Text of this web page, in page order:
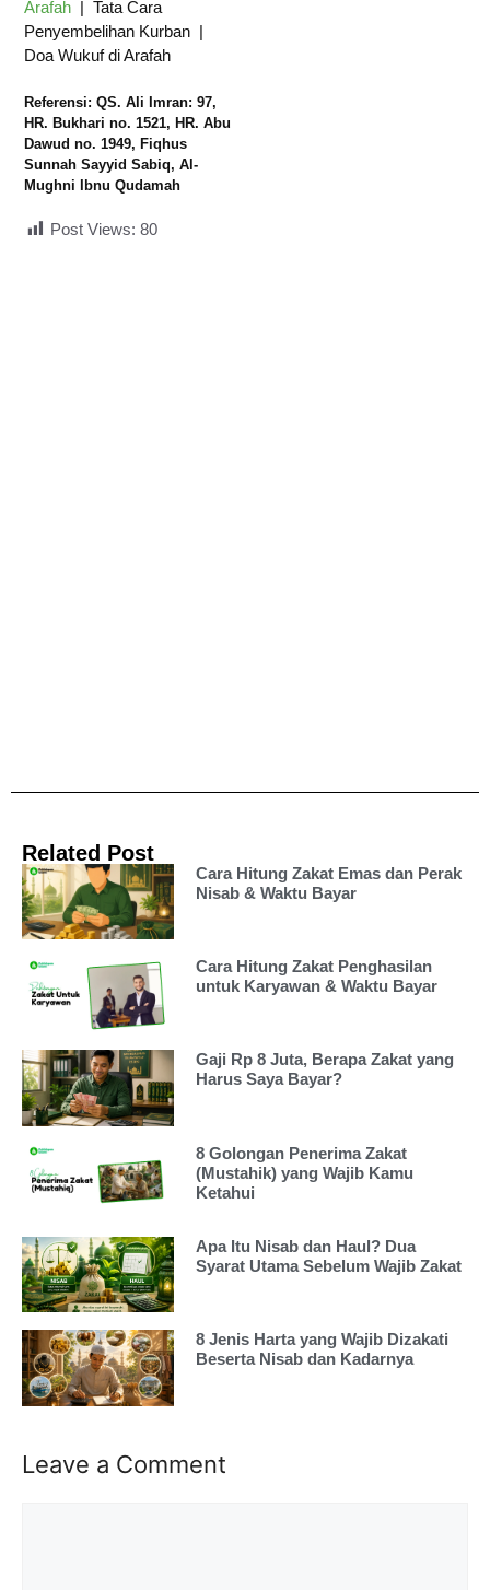
Arafah | Tata Cara
Penyembelihan Kurban |
Doa Wukuf di Arafah
Referensi: QS. Ali Imran: 97,
HR. Bukhari no. 1521, HR. Abu
Dawud no. 1949, Fiqhus
Sunnah Sayyid Sabiq, Al-
Mughni Ibnu Qudamah
Post Views: 80
Related Post
Cara Hitung Zakat Emas dan Perak
Nisab & Waktu Bayar
Cara Hitung Zakat Penghasilan
untuk Karyawan & Waktu Bayar
Gaji Rp 8 Juta, Berapa Zakat yang
Harus Saya Bayar?
8 Golongan Penerima Zakat
(Mustahik) yang Wajib Kamu
Ketahui
Apa Itu Nisab dan Haul? Dua
Syarat Utama Sebelum Wajib Zakat
8 Jenis Harta yang Wajib Dizakati
Beserta Nisab dan Kadarnya
Leave a Comment